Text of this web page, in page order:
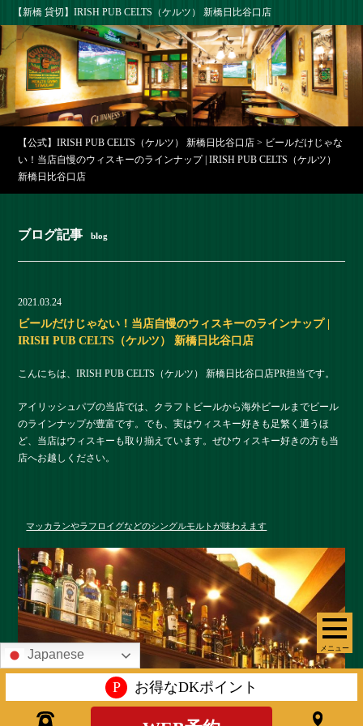
【新橋 貸切】IRISH PUB CELTS（ケルツ） 新橋日比谷口店
メニュー
【公式】IRISH PUB CELTS（ケルツ） 新橋日比谷口店 > ビールだけじゃな
い！当店自慢のウィスキーのラインナップ | IRISH PUB CELTS（ケルツ）
新橋日比谷口店
ブログ記事 blog
2021.03.24
ビールだけじゃない！当店自慢のウィスキーのラインナップ |
IRISH PUB CELTS（ケルツ） 新橋日比谷口店
こんにちは、IRISH PUB CELTS（ケルツ） 新橋日比谷口店PR担当です。
アイリッシュパブの当店では、クラフトビールから海外ビールまでビール
のラインナップが豊富です。でも、実はウィスキー好きも足繁く通うほ
ど、当店はウィスキーも取り揃えています。ぜひウィスキー好きの方も当
店へお越しください。
マッカランやラフロイグなどのシングルモルトが味わえます
Japanese
P お得なDKポイント